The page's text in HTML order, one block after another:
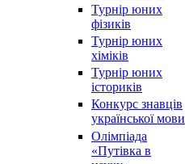
Турнір юних
фізиків
Турнір юних
хіміків
Турнір юних
істориків
Конкурс знавців
української мови
Олімпіада
«Путівка в